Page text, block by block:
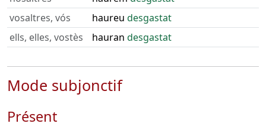
vosaltres, vós
haureu desgastat
ells, elles, vostès
hauran desgastat
Mode subjonctif
Présent